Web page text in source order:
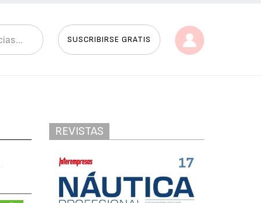
SUSCRIBIRSE GRATIS
REVISTAS